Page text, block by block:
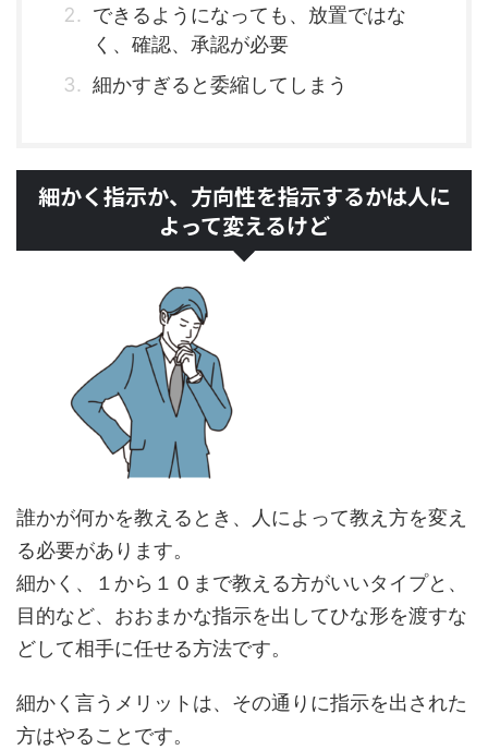
できるようになっても、放置ではな
く、確認、承認が必要
細かすぎると委縮してしまう
細かく指示か、方向性を指示するかは人に
よって変えるけど
誰かが何かを教えるとき、人によって教え方を変え
る必要があります。
細かく、１から１０まで教える方がいいタイプと、
目的など、おおまかな指示を出してひな形を渡すな
どして相手に任せる方法です。
細かく言うメリットは、その通りに指示を出された
方はやることです。